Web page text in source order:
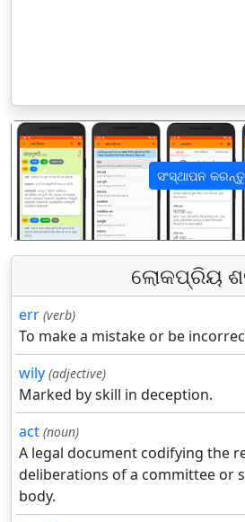
ସଂସ୍ଥାପନ କରନ୍ତୁ
पिछला
ଲୋକପ୍ରିୟ
err (verb)
To make a mistake or be
wily (adjective)
Marked by skill in deception.
act (noun)
A legal document codifying the
deliberations of a committee or
body.